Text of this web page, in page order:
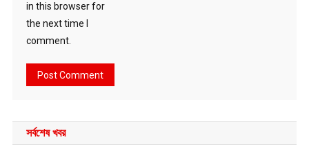
in this browser for
the next time I
comment.
সর্বশেষ খবর